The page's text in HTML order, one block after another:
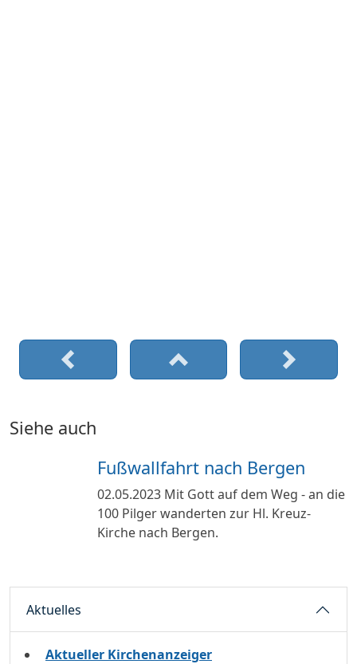
Siehe auch
Fußwallfahrt nach Bergen
02.05.2023 Mit Gott auf dem Weg - an die
100 Pilger wanderten zur Hl. Kreuz-
Kirche nach Bergen.
Aktuelles
Aktueller Kirchenanzeiger